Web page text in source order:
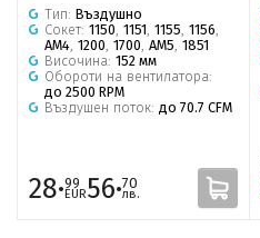
Тип: Въздушно
Сокет: 1150 1151 1155 1156
AM4 1200 1700 AM5 1851
Височина: 152 мм
Обороти на вентилатора:
до 2500 RPM
Въздушен поток: до 70.7 CFM
28·99
EUR56·70
лв.